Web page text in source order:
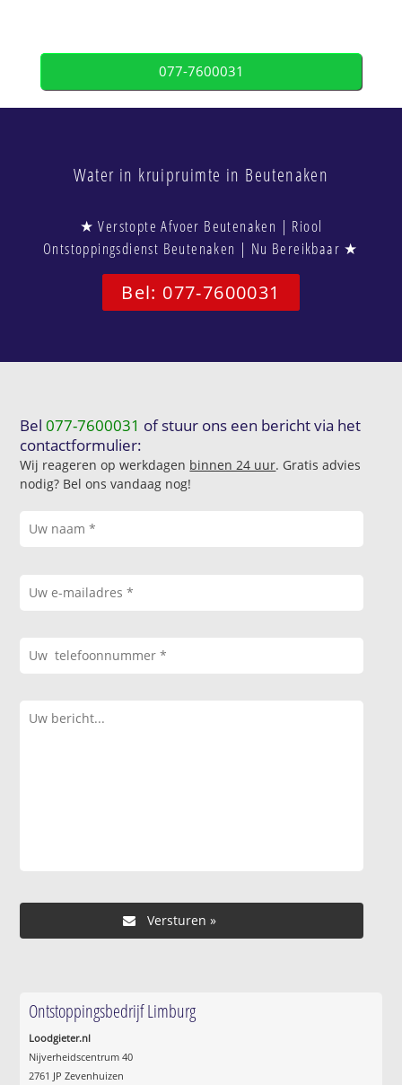
077-7600031
Water in kruipruimte in Beutenaken
★ Verstopte Afvoer Beutenaken | Riool
Ontstoppingsdienst Beutenaken | Nu Bereikbaar ★
Bel: 077-7600031
Bel077-7600031 of stuur ons een bericht via het
contactformulier:
Wij reageren op werkdagen binnen 24 uur. Gratis advies
nodig? Bel ons vandaag nog!
Ontstoppingsbedrijf Limburg
Loodgieter.nl
Nijverheidscentrum 40
2761 JP Zevenhuizen